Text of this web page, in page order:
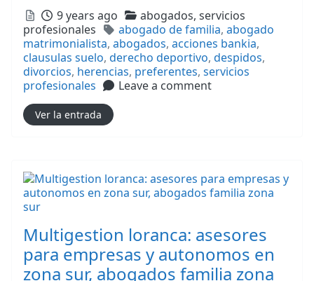
Posted
9 years ago Categories
abogados, servicios
profesionales
Tags
abogado de familia, abogado
matrimonialista, abogados, acciones bankia,
clausulas suelo, derecho deportivo, despidos,
divorcios, herencias, preferentes, servicios
profesionales
Leave a comment
Ver la entrada
Multigestion loranca: asesores
para empresas y autonomos en
zona sur, abogados familia zona